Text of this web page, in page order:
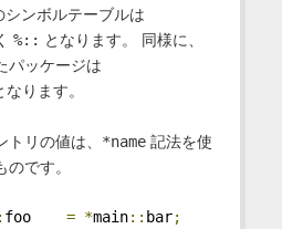
ンボルテーブルは
%:: となります。 同様に、
パッケージは
なります。
リの値は、 *name記法を使
です。
foo = *main:: bar;